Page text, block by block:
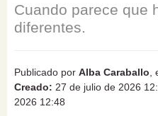
Cuando parece que
diferentes.
Publicado por Alba Caraballo
Creado: 27 de julio de 2026
2026 12:48